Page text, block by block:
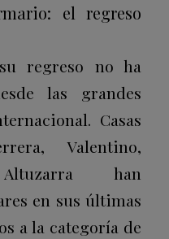
el regreso
regreso no ha
las grandes
Casas
,Valentino,
Altuzarrahan
en sus últimas
a la categoría de